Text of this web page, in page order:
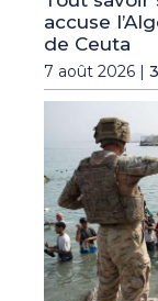
accuse
de Ceuta
7 août 2026 |